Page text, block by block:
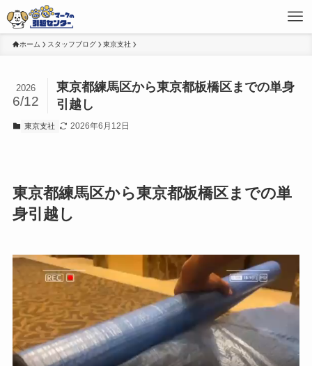
ホーム スタッフブログ 東京支社
東京都練馬区から東京都板橋区までの単身
引越し
2026
6/12
東京支社 2026年6月12日
東京都練馬区から東京都板橋区までの単
身引越し